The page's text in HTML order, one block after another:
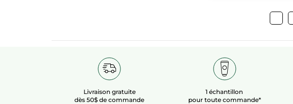
Livraison gratuite
dès 50$ de commande
1 échantillon
pour toute commande*